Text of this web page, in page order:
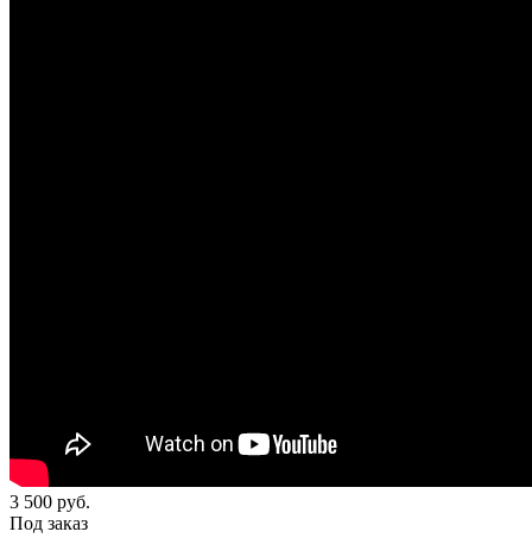
3 500 руб.
Под заказ